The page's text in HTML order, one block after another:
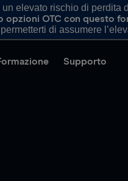
elevato rischio di
opzioni OTC con questo
di assumere
Supporto